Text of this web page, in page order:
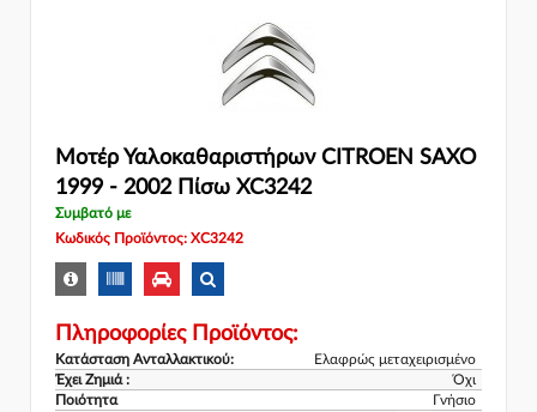
Μοτέρ Υαλοκαθαριστήρων CITROEN SAXO
1999 - 2002 Πίσω XC3242
Συμβατό με
Κωδικός Προϊόντος: XC3242
Πληροφορίες Προϊόντος:
Κατάσταση Ανταλλακτικού:
Ελαφρώς μεταχειρισμένο
Έχει Ζημιά :
Όχι
Ποιότητα
Γνήσιο